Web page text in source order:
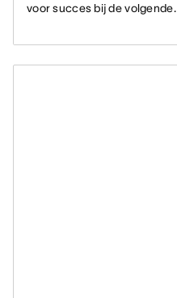
voor succes bij de volgende.